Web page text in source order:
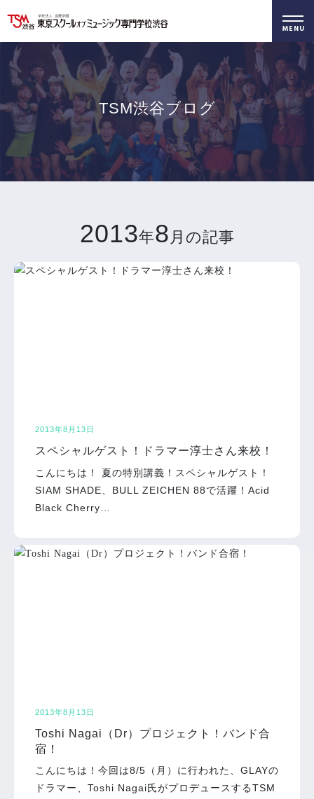
学科・専攻 資料請求 オープンキャンパス
TSM渋谷ブログ
2013年8 月の記事
2013年8月13日
スペシャルゲスト！ドラマー淳士さん来校！
こんにちは！ 夏の特別講義！スペシャルゲスト！
SIAM SHADE、BULL ZEICHEN 88で活躍！Acid
Black Cherry…
2013年8月13日
Toshi Nagai（Dr）プロジェクト！バンド合
宿！
こんにちは！今回は8/5（月）に行われた、GLAYの
ドラマー、Toshi Nagai氏がプロデュースするTSM